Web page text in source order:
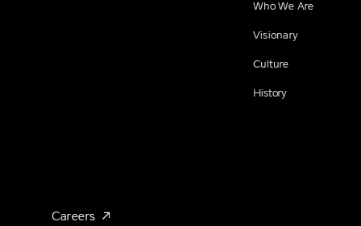
Who We Are
Visionary
Culture
History
Careers